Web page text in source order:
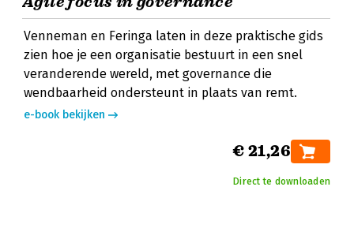
Venneman en Feringa laten in deze praktische gids
zien hoe je een organisatie bestuurt in een snel
veranderende wereld, met governance die
wendbaarheid ondersteunt in plaats van remt.
e-book bekijken
€ 21,26
Direct te downloaden